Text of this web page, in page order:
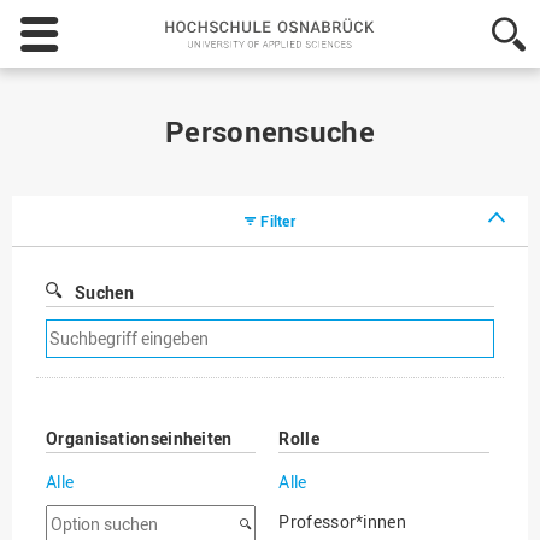
Hochschule
Osnabrück
-
Personensuche
Filter
Suchen
Suchfilter
entfernen
Organisationseinheiten
Alle
Option
Rolle
Alle
Professor*innen